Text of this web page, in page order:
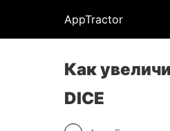
AppTractor
Как
DICE